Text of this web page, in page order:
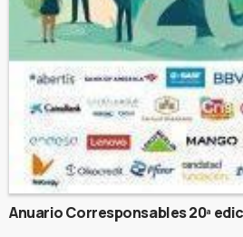
Anuario Corresponsables 20ª